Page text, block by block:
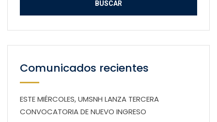
Comunicados recientes
ESTE MIÉRCOLES, UMSNH LANZA TERCERA
CONVOCATORIA DE NUEVO INGRESO